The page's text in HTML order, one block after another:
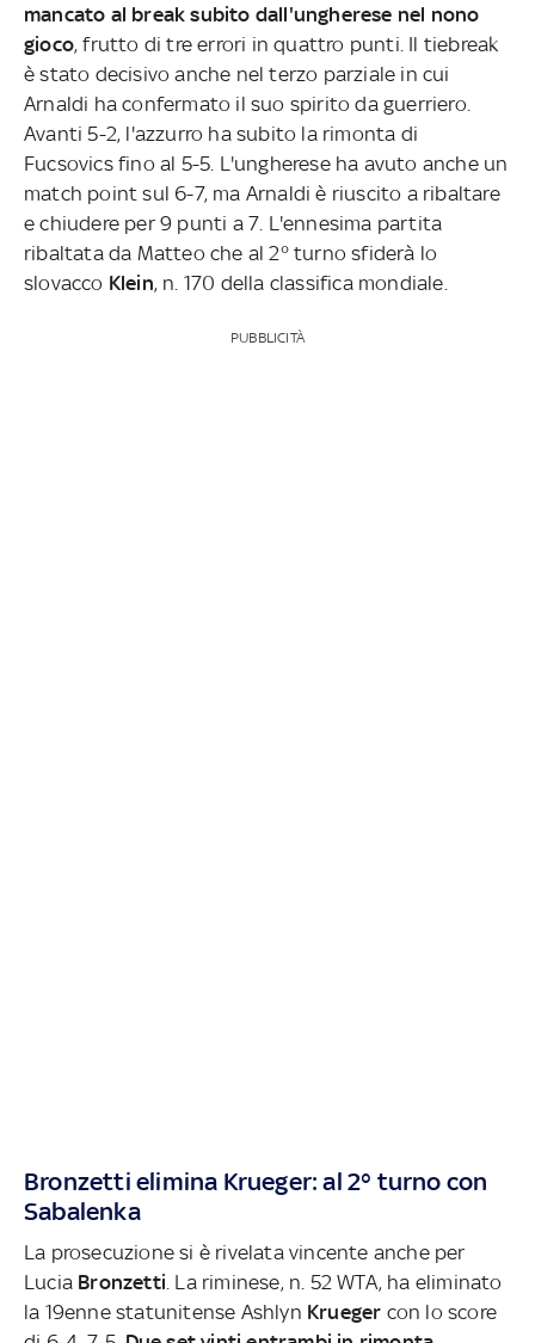
mancato al break subito dall'ungherese nel nono
gioco, frutto di tre errori in quattro punti. Il tiebreak
è stato decisivo anche nel terzo parziale in cui
Arnaldi ha confermato il suo spirito da guerriero.
Avanti 5-2, l'azzurro ha subito la rimonta di
Fucsovics fino al 5-5. L'ungherese ha avuto anche un
match point sul 6-7, ma Arnaldi è riuscito a ribaltare
e chiudere per 9 punti a 7. L'ennesima partita
ribaltata da Matteo che al 2° turno sfiderà lo
slovacco Klein, n. 170 della classifica mondiale.
PUBBLICITÀ
Bronzetti elimina Krueger: al 2° turno con
Sabalenka
La prosecuzione si è rivelata vincente anche per
Lucia Bronzetti . La riminese, n. 52 WTA, ha eliminato
la 19enne statunitense Ashlyn Krueger con lo score